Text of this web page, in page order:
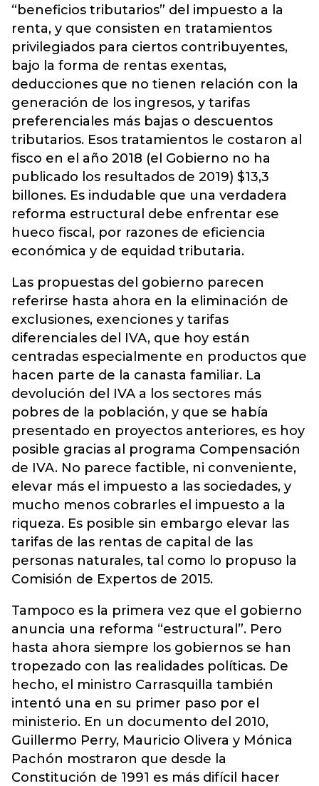
“beneficios tributarios” del impuesto a la
renta, y que consisten en tratamientos
privilegiados para ciertos contribuyentes,
bajo la forma de rentas exentas,
deducciones que no tienen relación con la
generación de los ingresos, y tarifas
preferenciales más bajas o descuentos
tributarios. Esos tratamientos le costaron al
fisco en el año 2018 (el Gobierno no ha
publicado los resultados de 2019) $13,3
billones. Es indudable que una verdadera
reforma estructural debe enfrentar ese
hueco fiscal, por razones de eficiencia
económica y de equidad tributaria.
Las propuestas del gobierno parecen
referirse hasta ahora en la eliminación de
exclusiones, exenciones y tarifas
diferenciales del IVA, que hoy están
centradas especialmente en productos que
hacen parte de la canasta familiar. La
devolución del IVA a los sectores más
pobres de la población, y que se había
presentado en proyectos anteriores, es hoy
posible gracias al programa Compensación
de IVA. No parece factible, ni conveniente,
elevar más el impuesto a las sociedades, y
mucho menos cobrarles el impuesto a la
riqueza. Es posible sin embargo elevar las
tarifas de las rentas de capital de las
personas naturales, tal como lo propuso la
Comisión de Expertos de 2015.
Tampoco es la primera vez que el gobierno
anuncia una reforma “estructural”. Pero
hasta ahora siempre los gobiernos se han
tropezado con las realidades políticas. De
hecho, el ministro Carrasquilla también
intentó una en su primer paso por el
ministerio. En un documento del 2010,
Guillermo Perry, Mauricio Olivera y Mónica
Pachón mostraron que desde la
Constitución de 1991 es más difícil hacer